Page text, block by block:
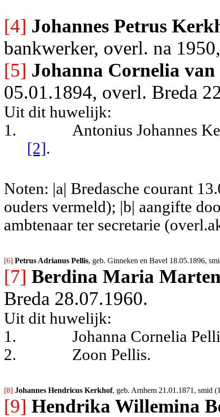
[4] Johannes Petrus
bankwerker, overl. na
[5] Johanna Cornelia van
05.01.1894, overl. Breda
Uit dit huwelijk:
1.
Antonius Johannes
[2].
Noten: |a| Bredasche courant
ouders vermeld); |b| aangifte
ambtenaar ter secretarie
[6] Petrus Adrianus Pellis, geb. Ginneken en Bavel 18.05.1896,
[7] Berdina Maria
Breda 28.07.1960.
Uit dit huwelijk:
1.
Johanna Cornelia
2.
Zoon Pellis.
[8] Johannes Hendricus Kerkhof, geb. Arnhem 21.01.1871, smid
[9] Hendrika Willemina